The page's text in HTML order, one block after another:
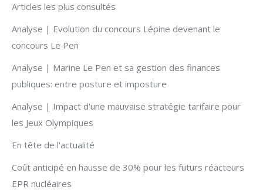
Articles les plus consultés
Analyse | Evolution du concours Lépine devenant le
concours Le Pen
Analyse | Marine Le Pen et sa gestion des finances
publiques: entre posture et imposture
Analyse | Impact d'une mauvaise stratégie tarifaire pour
les Jeux Olympiques
En tête de l'actualité
Coût anticipé en hausse de 30% pour les futurs réacteurs
EPR nucléaires